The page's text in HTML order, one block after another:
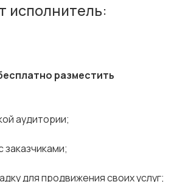
исполнитель:
разместить
аудитории;
заказчиками;
для продвижения своих услуг;